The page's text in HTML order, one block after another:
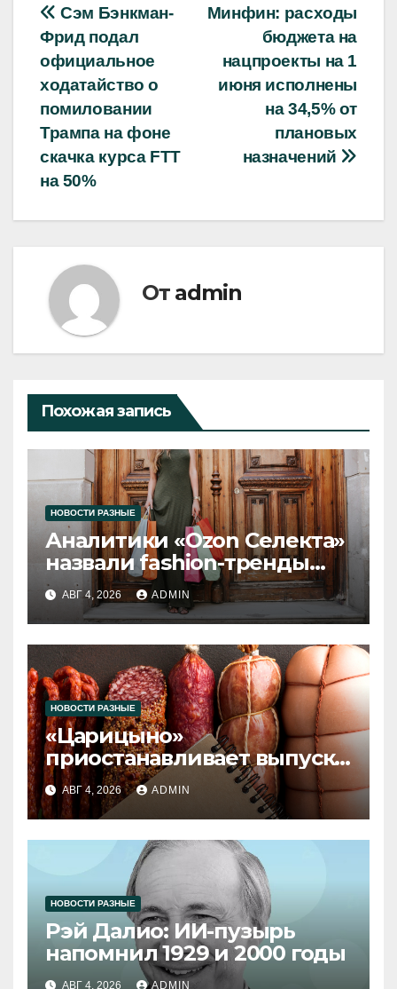
Навигация
по
записям
Минфин: расходы
бюджета на
нацпроекты на 1
июня исполнены
на 34,5% от
плановых
назначений
Сэм Бэнкман-
Фрид подал
официальное
ходатайство о
помиловании
Трампа на фоне
скачка курса FTT
на 50%
От admin
Похожая запись
НОВОСТИ РАЗНЫЕ
Аналитики «Ozon Селекта»
назвали fashion-тренды
2026 года
АВГ 4, 2026 ADMIN
НОВОСТИ РАЗНЫЕ
«Царицыно»
приостанавливает выпуск
продукции
АВГ 4, 2026 ADMIN
НОВОСТИ РАЗНЫЕ
Рэй Далио: ИИ-пузырь
напомнил 1929 и 2000 годы
АВГ 4, 2026 ADMIN